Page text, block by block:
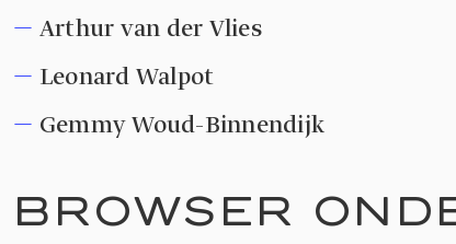
Arthur van der Vlies
Leonard Walpot
Gemmy Woud-Binnendijk
BROWSER